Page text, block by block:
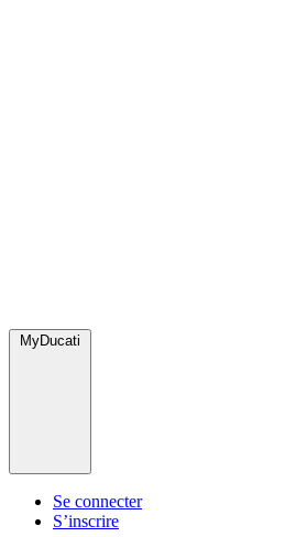
MyDucati
Se connecter
S’inscrire